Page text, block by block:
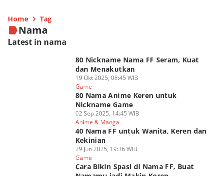
Home Tag
Nama
Latest in nama
80 Nickname Nama FF Seram, Kuat
dan Menakutkan
19 Okt 2025, 08:45 WIB
Game
80 Nama Anime Keren untuk
Nickname Game
02 Sep 2025, 14:45 WIB
Anime & Manga
40 Nama FF untuk Wanita, Keren dan
Kekinian
29 Jun 2025, 19:36 WIB
Game
Cara Bikin Spasi di Nama FF, Buat